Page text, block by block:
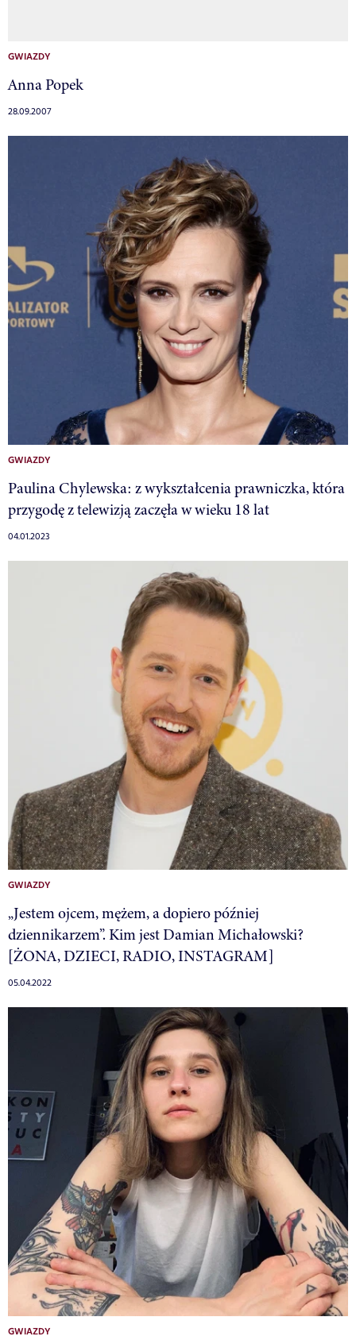
GWIAZDY
Anna Popek
28.09.2007
GWIAZDY
Paulina Chylewska: z wykształcenia prawniczka, która
przygodę z telewizją zaczęła w wieku 18 lat
04.01.2023
GWIAZDY
„Jestem ojcem, mężem, a dopiero później
dziennikarzem”. Kim jest Damian Michałowski?
[ŻONA, DZIECI, RADIO, INSTAGRAM]
05.04.2022
GWIAZDY